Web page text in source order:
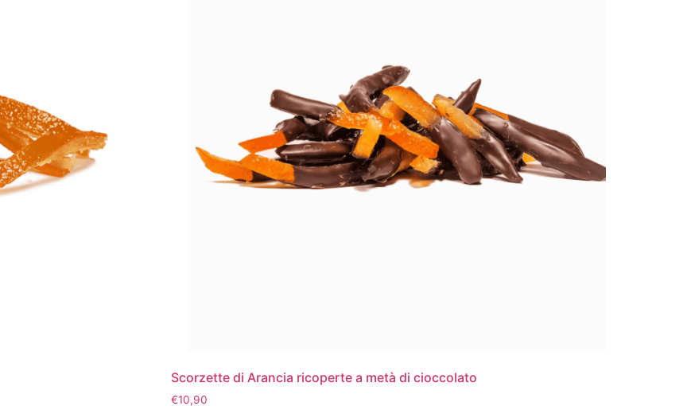
Scorzette di Arancia ricoperte a metà di cioccolato
€10,90